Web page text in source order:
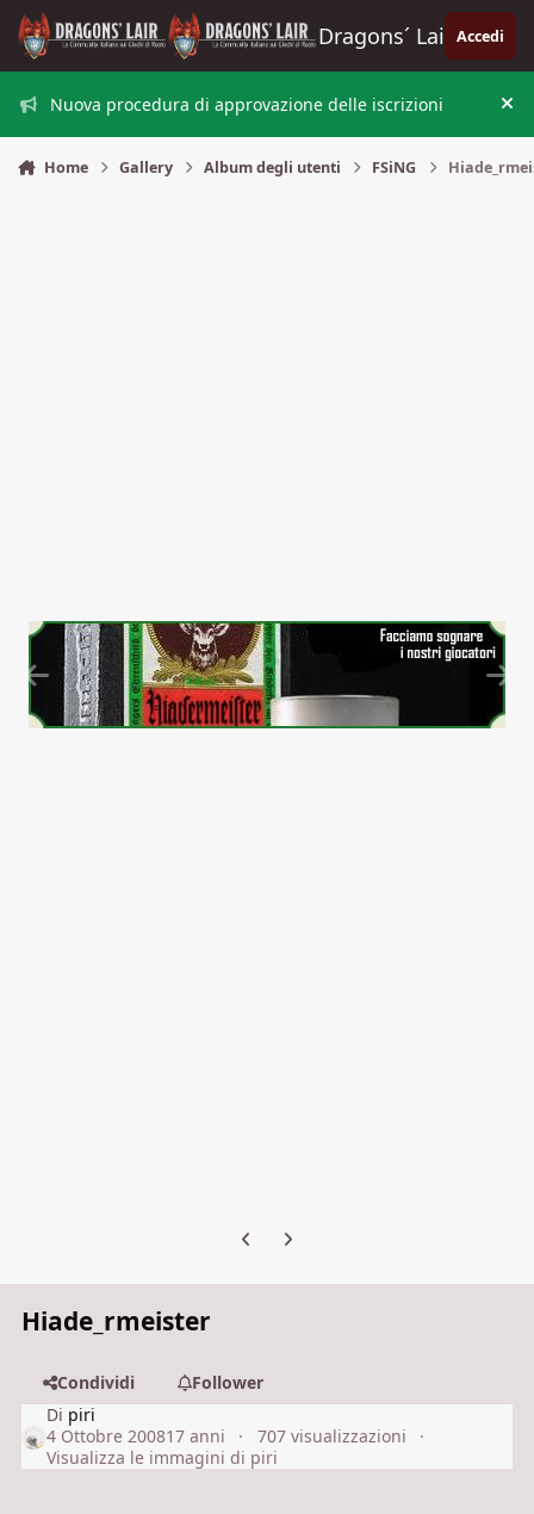
Vai al contenuto
Dragons´ Lair Accedi
Nuova procedura di approvazione delle iscrizioni
Home Gallery Album degli utenti FSiNG
Previous carousel slide
Next carousel slide
Hiade_rmeister
Condividi
Follower
Di piri
4 Ottobre 200817 anni
707 visualizzazioni
Visualizza le immagini di piri